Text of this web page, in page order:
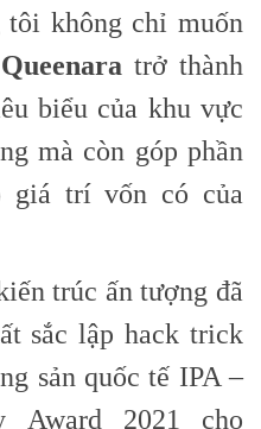
tôi không chỉ muốn
trở thành
biểu của khu vực
mà còn góp phần
giá trí vốn có của
trúc ấn tượng đã
sắc lập hack trick
sản quốc tế IPA –
Award 2021 cho